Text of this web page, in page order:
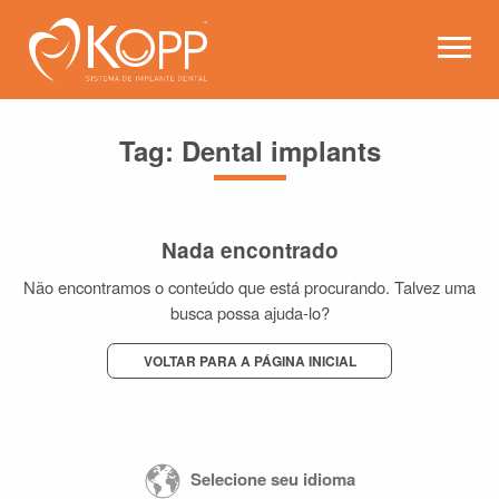
Kopp - Sistema de Implante
Tag: Dental implants
Nada encontrado
Não encontramos o conteúdo que está procurando. Talvez uma
busca possa ajuda-lo?
VOLTAR PARA A PÁGINA INICIAL
Selecione seu idioma